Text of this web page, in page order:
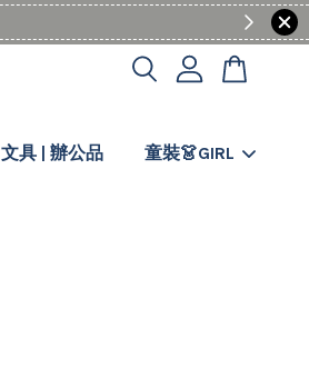
文具 | 辦公品 童裝👗GIRL